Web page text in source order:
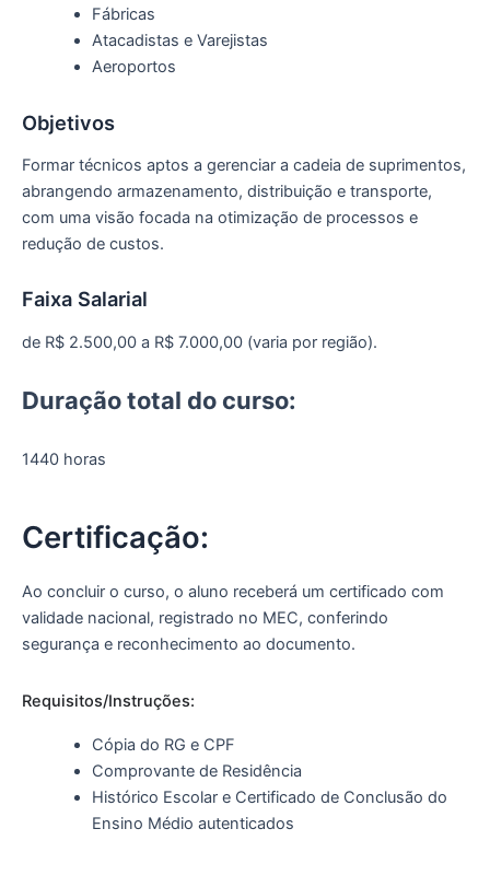
Fábricas
Atacadistas e Varejistas
Aeroportos
Objetivos
Formar técnicos aptos a gerenciar a cadeia de suprimentos,
abrangendo armazenamento, distribuição e transporte,
com uma visão focada na otimização de processos e
redução de custos.
Faixa Salarial
de R$ 2.500,00 a R$ 7.000,00 (varia por região).
Duração total do curso:
1440 horas
Certificação:
Ao concluir o curso, o aluno receberá um certificado com
validade nacional, registrado no MEC, conferindo
segurança e reconhecimento ao documento.
Requisitos/Instruções:
Cópia do RG e CPF
Comprovante de Residência
Histórico Escolar e Certificado de Conclusão do
Ensino Médio autenticados